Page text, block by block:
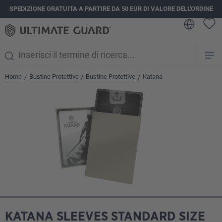
principale
SPEDIZIONE GRATUITA A PARTIRE DA 50 EUR DI VALORE DELL'ORDINE
Home / Bustine Protettive / Bustine Protettive / Katana
KATANA SLEEVES STANDARD SIZE